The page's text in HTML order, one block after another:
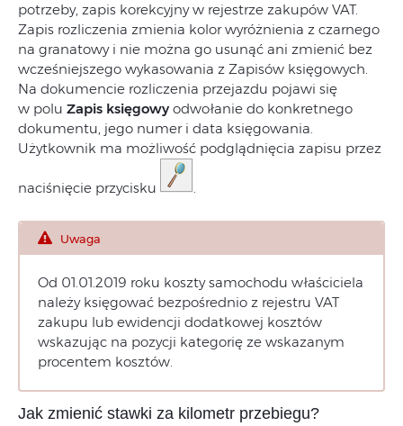
potrzeby, zapis korekcyjny w rejestrze zakupów VAT.
Zapis rozliczenia zmienia kolor wyróżnienia z czarnego
na granatowy i nie można go usunąć ani zmienić bez
wcześniejszego wykasowania z Zapisów księgowych.
Na dokumencie rozliczenia przejazdu pojawi się
w polu Zapis księgowy odwołanie do konkretnego
dokumentu, jego numer i data księgowania.
Użytkownik ma możliwość podglądnięcia zapisu przez
naciśnięcie przycisku .
Uwaga
Od 01.01.2019 roku koszty samochodu właściciela
należy księgować bezpośrednio z rejestru VAT
zakupu lub ewidencji dodatkowej kosztów
wskazując na pozycji kategorię ze wskazanym
procentem kosztów.
Jak zmienić stawki za kilometr przebiegu?